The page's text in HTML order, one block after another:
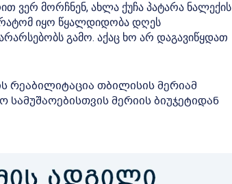
ვერ მორჩნენ, ახლა ქუჩა პატარა ნალექის
იყო წყალდიდობა დღეს
გამო. აქაც ხო არ დაგავიწყდათ
რეაბილიტაცია თბილისის მერიამ
მერიის ბიუჯეტიდან